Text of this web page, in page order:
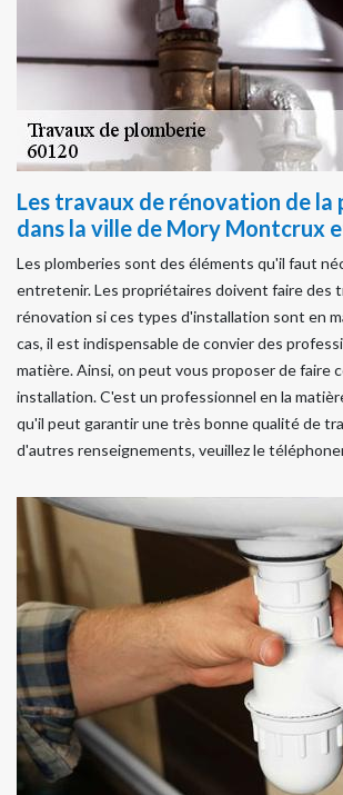
Les travaux de rénovation de la
dans la ville de Mory Montcrux
Les plomberies sont des éléments qu'il faut
entretenir. Les propriétaires doivent faire des
rénovation si ces types d'installation sont en
cas, il est indispensable de convier des
matière. Ainsi, on peut vous proposer de faire
installation. C'est un professionnel en la
qu'il peut garantir une très bonne qualité de
d'autres renseignements, veuillez le